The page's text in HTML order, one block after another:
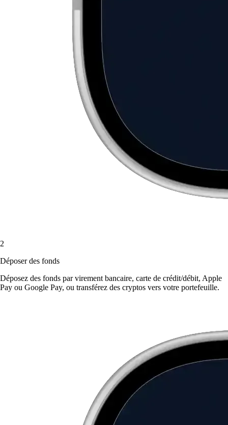
2
Déposer des fonds
Déposez des fonds par virement bancaire, carte de crédit/débit, Apple
Pay ou Google Pay, ou transférez des cryptos vers votre portefeuille.